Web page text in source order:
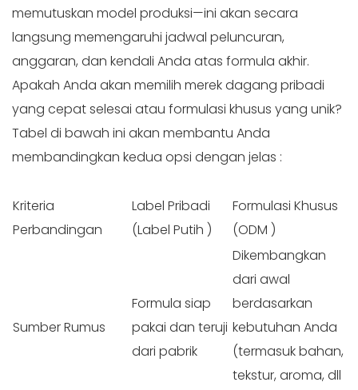
memutuskan model produksi—ini akan secara
langsung memengaruhi jadwal peluncuran,
anggaran, dan kendali Anda atas formula akhir.
Apakah Anda akan memilih merek dagang pribadi
yang cepat selesai atau formulasi khusus yang unik?
Tabel di bawah ini akan membantu Anda
membandingkan kedua opsi dengan jelas :
Kriteria
Perbandingan
Label Pribadi
(Label Putih )
Formulasi Khusus
(ODM )
SumberRumus
Formula siap
pakai dan teruji
dari pabrik
Dikembangkan
dari awal
berdasarkan
kebutuhan Anda
(termasuk bahan,